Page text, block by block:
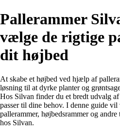
Pallerammer
vælge de rigtige
dit højbed
At skabe et højbed ved hjælp af
løsning til at dyrke planter og
Hos Silvan finder du et bredt udvalg
passer til dine behov. I denne guide
pallerammer, højbedsrammer og
hos Silvan.